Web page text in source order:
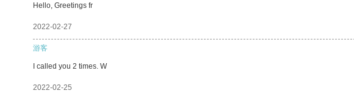
Hello, Greetings fr
2022-02-27
游客
I called you 2 times. W
2022-02-25